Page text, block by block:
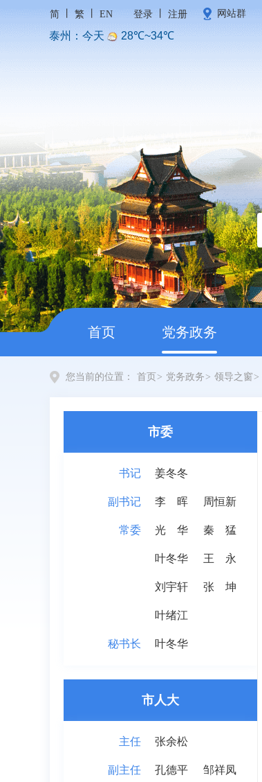
简 繁 EN 登录 注册 网站群
首页 党务政务
您当前的位置： 首页 > 党务政务 > 领导之窗 >
市委
书记 姜冬冬
副书记 李晖 周恒新
常委 光华 秦 猛
叶冬华 王 永
刘宇轩 张 坤
叶绪江
秘书长 叶冬华
市人大
主任 张余松
副主任 孔德平 邹祥凤